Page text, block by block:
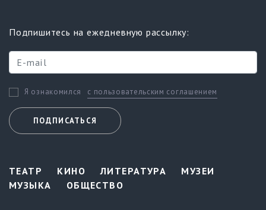
Подпишитесь на ежедневную рассылку:
Я ознакомился с пользовательским соглашением
ПОДПИСАТЬСЯ
ТЕАТР КИНО ЛИТЕРАТУРА
МУЗЕИ
МУЗЫКА
ОБЩЕСТВО